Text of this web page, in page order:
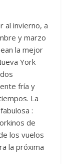
al invierno, a
y marzo
la mejor
York
fría y
La
:
de
los vuelos
la próxima